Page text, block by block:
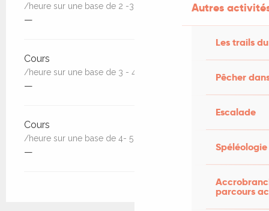
Autres
Les trails
Pêcher
Escalade
Spéléologie
parcours
/heure sur une base de 2 -3 personnes
—
Cours
/heure sur une base de 3 - 4 personnes
—
Cours
/heure sur une base de 4- 5 personnes
—